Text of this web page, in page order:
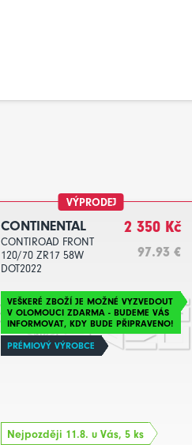
VÝPRODEJ
CONTINENTAL
CONTIROAD FRONT
120/70 ZR17 58W
DOT2022
2 350 Kč
97.93 €
VEŠKERÉ ZBOŽÍ JE MOŽNÉ VYZVEDOUT
V OLOMOUCI ZDARMA - BUDEME VÁS
INFORMOVAT, KDY BUDE PŘIPRAVENO!
PRÉMIOVÝ VÝROBCE
Nejpozději 11.8. u Vás, 5 ks